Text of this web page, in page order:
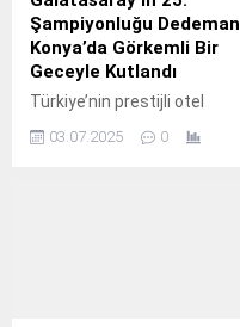
Şampiyonluğu Dedeman
Konya’da Görkemli Bir
Geceyle Kutlandı
Türkiye’nin prestijli otel
Hotels & Resorts
03.07.2025 0